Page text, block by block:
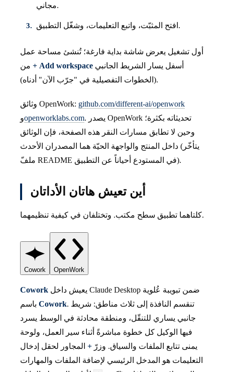
مجاني.
افتح المثبّت، واتبع التعليمات، وشغّل التطبيق.
أول تشغيل يعرض شاشة بداية فارغة؛ تُنشئ مساحة عمل
+ Add workspace
(الخطوات التفصيلية في "جرّب الآن" أدناه).
وثائق OpenWork: github.com/different-ai/openwork
وopenworklabs.com. يصدر OpenWork تحديثاته بكثرة؛
وحين لا تطابق مسارات النقر هذه الصفحة، فإن الوثائق
داخل المنتج والواجهة الحيّة هما المصدران الأحدث (يتأخّر
ملفّ README في المستودع أحياناً عن التطبيق).
أين تعيش هاتان الأداتان
كلتاهما تطبيق سطح مكتب. وتختلفان في كيفية تنظيمهما.
Cowork OpenWork
Cowork
Cowork. تنقسم النافذة إلى ثلاث مناطق: شريط
جانبي يساري للتنقّل، ومنطقة محادثة في الوسط يسرد
فيها الوكيل كل خطوة مباشرةً أثناء سير العمل، ولوحة
يمنى تتابع الملفات والسياق. وزرّ + المجاور لحقل إدخال
التعليمات هو المدخل الرئيسي لإضافة الملفات والمهارات